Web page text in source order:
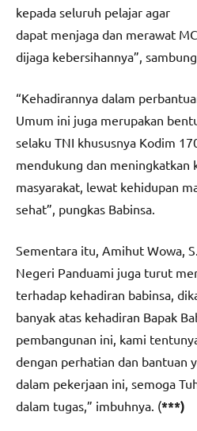
kepada seluruh pelajar agar
dapat menjaga dan merawat
dijaga kebersihannya”,
“Kehadirannya dalam
Umum ini juga merupakan
selaku TNI khususnya Kodim
mendukung dan meningkatkan
masyarakat, lewat kehidupan
sehat”, pungkas Babinsa.
Sementara itu, Amihut Wowa,
Negeri Panduami juga turut
terhadap kehadiran babinsa,
banyak atas kehadiran Bapak
pembangunan ini, kami
dengan perhatian dan bantuan
dalam pekerjaan ini, semoga
dalam tugas,” imbuhnya. (***)